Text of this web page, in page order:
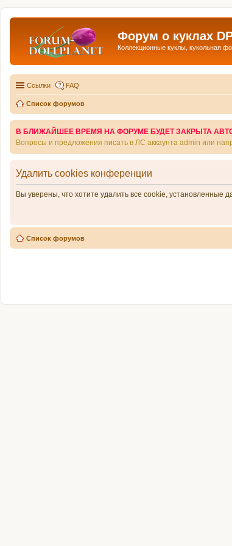
Форум о куклах
Коллекционные куклы, кукольная
Ссылки FAQ
Список форумов
В БЛИЖАЙШЕЕ ВРЕМЯ НА ФОРУМЕ БУДЕТ ЗАКРЫТА
Вопросы и предложения писать в ЛС аккаунта admin или
Удалить cookies конференции
Вы уверены, что хотите удалить все cookie, установленные
Список форумов